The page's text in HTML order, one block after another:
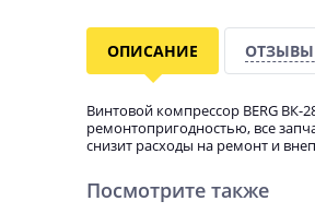
ОПИСАНИЕ
Винтовой компрессор BERG
ремонтопригодностью, все
снизит расходы на ремонт и
Посмотрите также